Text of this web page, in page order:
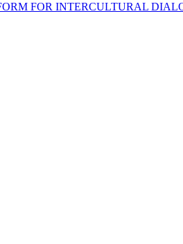
FOR INTERCULTURAL